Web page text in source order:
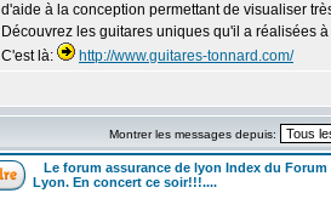
d'aide à la conception permettant de visualiser
Découvrez les guitares uniques qu'il a réalisées
C'est là:
http://www.guitares-tonnard.com/
Montrer les messages depuis:
Le forum assurance de lyon Index du Forum
Lyon. En concert ce soir!!!....